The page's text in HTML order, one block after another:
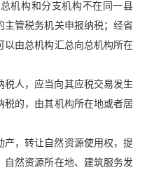
机构和分支机构不在同一县
主管税务机关申报纳税；经省
以由总机构汇总向总机构所在
税人，应当向其应税交易发生
税的，由其机构所在地或者居
产，转让自然资源使用权，提
然资源所在地、建筑服务发